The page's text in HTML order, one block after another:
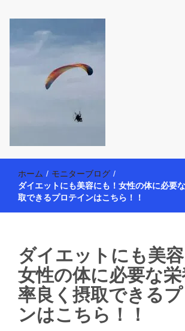
働く母の40代を楽しむ方法
ー活動を通して、豊かな生活を楽しんでいま
活だけでなく、大好きな【旅行・温泉・食育
索】も全力で楽しみます。
ホーム / モニターブログ /
ダイエットにも美容にも！女性の体に必要
取できるプロテインはこちら！！
ダイエットにも美容
女性の体に必要な
率良く摂取できる
ンはこちら！！